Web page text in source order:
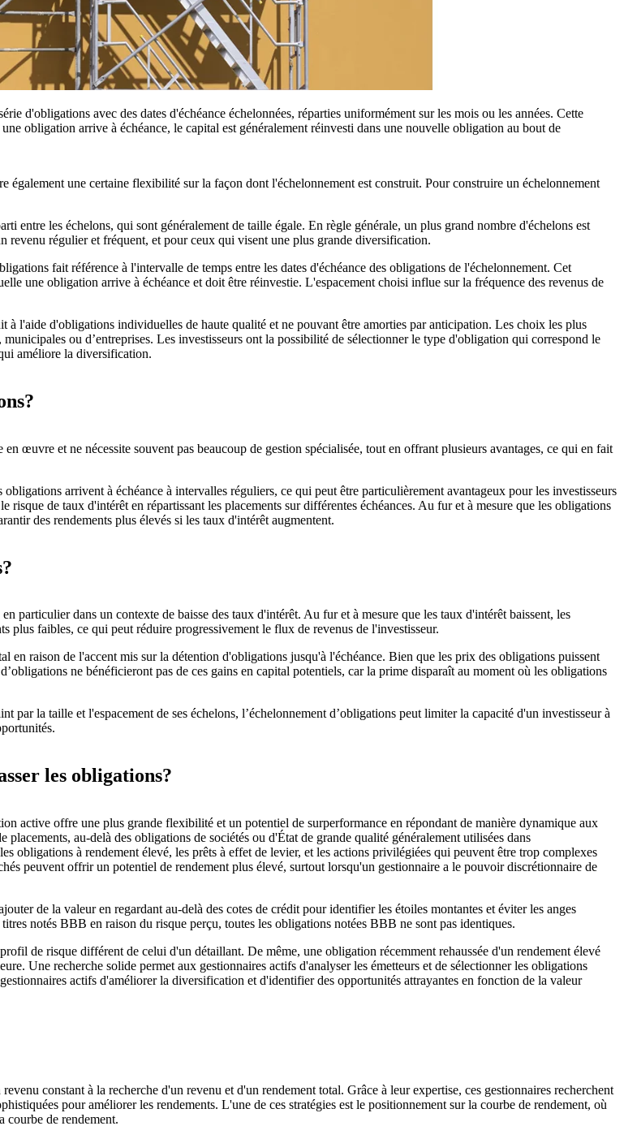
d'obligations avec des dates d'échéance échelonnées, réparties uniformément sur les mois ou les années. Cette
obligation arrive à échéance, le capital est généralement réinvesti dans une nouvelle obligation au bout de
une certaine flexibilité sur la façon dont l'échelonnement est construit. Pour construire un échelonnement
entre les échelons, qui sont généralement de taille égale. En règle générale, un plus grand nombre d'échelons est
revenu régulier et fréquent, et pour ceux qui visent une plus grande diversification.
fait référence à l'intervalle de temps entre les dates d'échéance des obligations de l'échelonnement. Cet
une obligation arrive à échéance et doit être réinvestie. L'espacement choisi influe sur la fréquence des revenus de
à l'aide d'obligations individuelles de haute qualité et ne pouvant être amorties par anticipation. Les choix les plus
ou d’entreprises. Les investisseurs ont la possibilité de sélectionner le type d'obligation qui correspond le
améliore la diversification.
œuvre et ne nécessite souvent pas beaucoup de gestion spécialisée, tout en offrant plusieurs avantages, ce qui en fait
arrivent à échéance à intervalles réguliers, ce qui peut être particulièrement avantageux pour les investisseurs
de taux d'intérêt en répartissant les placements sur différentes échéances. Au fur et à mesure que les obligations
des rendements plus élevés si les taux d'intérêt augmentent.
particulier dans un contexte de baisse des taux d'intérêt. Au fur et à mesure que les taux d'intérêt baissent, les
plus faibles, ce qui peut réduire progressivement le flux de revenus de l'investisseur.
en raison de l'accent mis sur la détention d'obligations jusqu'à l'échéance. Bien que les prix des obligations puissent
ne bénéficieront pas de ces gains en capital potentiels, car la prime disparaît au moment où les obligations
la taille et l'espacement de ses échelons, l’échelonnement d’obligations peut limiter la capacité d'un investisseur à
les obligations?
active offre une plus grande flexibilité et un potentiel de surperformance en répondant de manière dynamique aux
au-delà des obligations de sociétés ou d'État de grande qualité généralement utilisées dans
obligations à rendement élevé, les prêts à effet de levier, et les actions privilégiées qui peuvent être trop complexes
peuvent offrir un potentiel de rendement plus élevé, surtout lorsqu'un gestionnaire a le pouvoir discrétionnaire de
de la valeur en regardant au-delà des cotes de crédit pour identifier les étoiles montantes et éviter les anges
notés BBB en raison du risque perçu, toutes les obligations notées BBB ne sont pas identiques.
de risque différent de celui d'un détaillant. De même, une obligation récemment rehaussée d'un rendement élevé
Une recherche solide permet aux gestionnaires actifs d'analyser les émetteurs et de sélectionner les obligations
actifs d'améliorer la diversification et d'identifier des opportunités attrayantes en fonction de la valeur
constant à la recherche d'un revenu et d'un rendement total. Grâce à leur expertise, ces gestionnaires recherchent
pour améliorer les rendements. L'une de ces stratégies est le positionnement sur la courbe de rendement, où
courbe de rendement.